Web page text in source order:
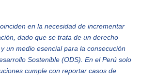
en la necesidad de incrementar
dado que se trata de un derecho
un medio esencial para la consecución
Sostenible (ODS). En el Perú solo
cumple con reportar casos de